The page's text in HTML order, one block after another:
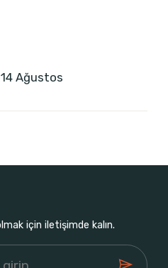
Ağustos
için iletişimde kalın.